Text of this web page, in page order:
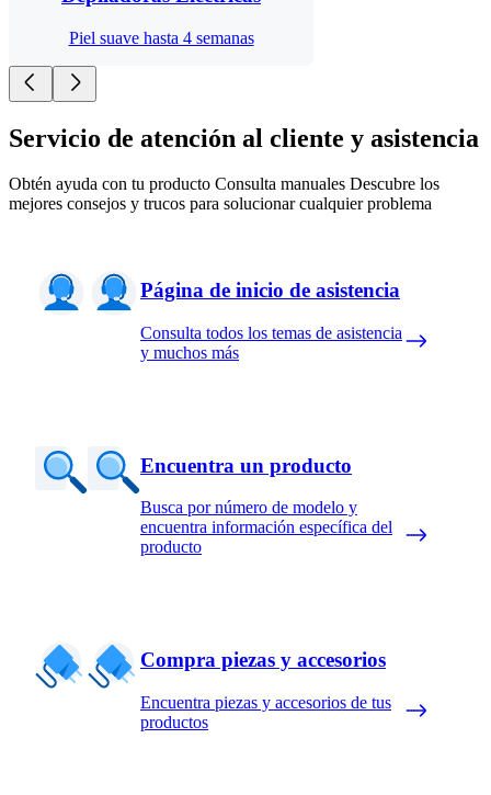
Piel suave hasta 4 semanas
Servicio de atención al cliente y asistencia
Obtén ayuda con tu producto Consulta manuales Descubre los
mejores consejos y trucos para solucionar cualquier problema
Página de inicio de asistencia
Consulta todos los temas de asistencia
y muchos más
Encuentra un producto
Busca por número de modelo y
encuentra información específica del
producto
Compra piezas y accesorios
Encuentra piezas y accesorios de tus
productos